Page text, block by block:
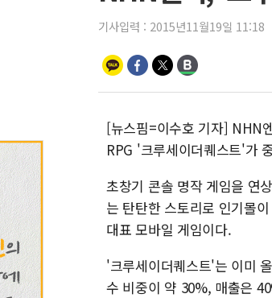
기사입력 : 2015년11월19일 11:18
[뉴스핌=이수호 기자] NHN
RPG '크루세이더퀘스트'가
초창기 콘솔 명작 게임을 연
는 탄탄한 스토리로 인기몰
대표 모바일 게임이다.
'크루세이더퀘스트'는 이미
수 비중이 약 30%, 매출은